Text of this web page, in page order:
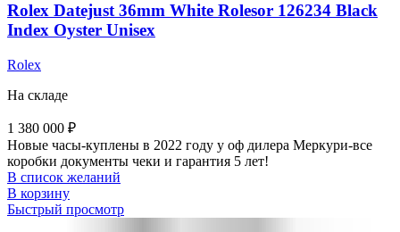
Rolex Datejust 36mm White Rolesor 126234 Black
Index Oyster Unisex
Rolex
На складе
1 380 000 ₽
Новые часы-куплены в 2022 году у оф дилера Меркури-все
коробки документы чеки и гарантия 5 лет!
В список желаний
В корзину
Быстрый просмотр